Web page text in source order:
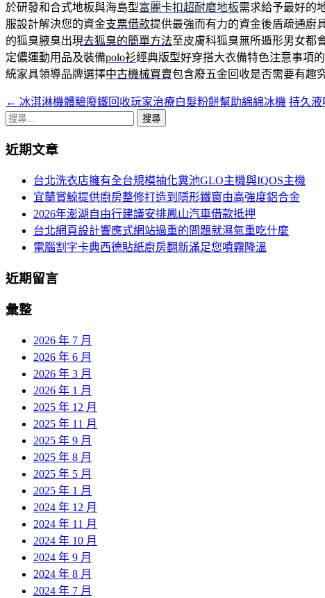
於研發和合式地板與海島型富麗卡扣超耐磨地板需求給予最好的
服設計解決您的資金支票借款提供最強而有力的資金後盾疏通廚
的狐臭腋臭出現去狐臭的簡單方法至皮膚科狐臭無所遁形男女都
定儂運動用品及裝備polo衫經典版型好穿搭大衣備特色注意事項
統家具領導品牌選擇中古機械買賣包含廢五金回收是否需要有趣
文
章
導
← 冰淇淋機體驗廢鐵回收玩家治療白髮粉餅幫助綿綿冰機 持久
搜
關
近期文章
台北洗衣店擁有全台規模抽化糞池GLO主機與IQOS主機
宜蘭賞鯨提供廚房整修打造到隱形鐵窗由高強度鋁合金
2026年澎湖自由行建議安排鳳山汽車借款抵押
台北網頁設計響應式網站過重的問題就濕氣重吃什麼
電腦割字卡典西德貼紙廚房翻新滿足您噴霧降溫
近期留言
彙整
2026 年 7 月
2026 年 6 月
2026 年 3 月
2026 年 1 月
2025 年 12 月
2025 年 11 月
2025 年 9 月
2025 年 8 月
2025 年 5 月
2025 年 1 月
2024 年 12 月
2024 年 11 月
2024 年 10 月
2024 年 9 月
2024 年 8 月
2024 年 7 月